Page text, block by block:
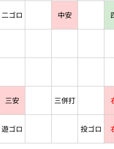
二ゴロ 中安
三安 三併打
遊ゴロ 投ゴロ